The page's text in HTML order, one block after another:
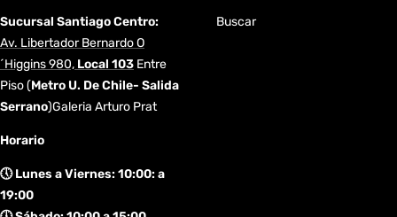
Sucursal Santiago Centro:
Av. Libertador Bernardo O
´Higgins 980, Local 103 Entre
Piso(Metro U. De Chile- Salida
Serrano)Galeria Arturo Prat
Horario
🕔 Lunes a Viernes: 10:00: a
19:00
Buscar